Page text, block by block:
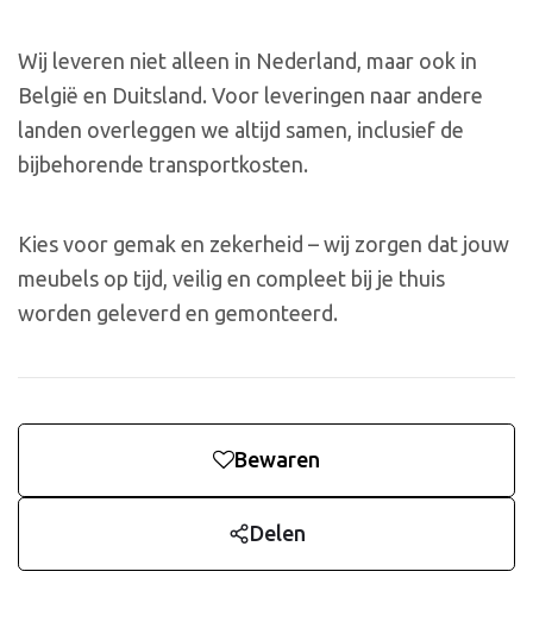
Wij leveren niet alleen in Nederland, maar ook in
België en Duitsland. Voor leveringen naar andere
landen overleggen we altijd samen, inclusief de
bijbehorende transportkosten.
Kies voor gemak en zekerheid – wij zorgen dat jouw
meubels op tijd, veilig en compleet bij je thuis
worden geleverd en gemonteerd.
Bewaren
Delen